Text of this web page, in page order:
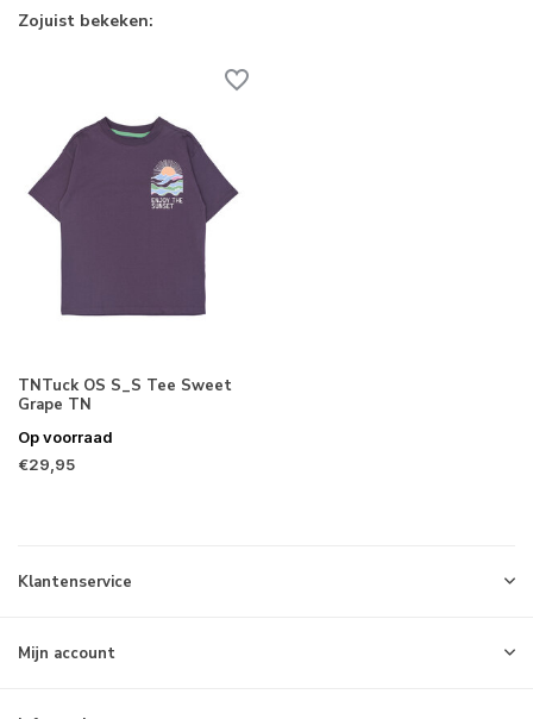
Zojuist bekeken:
TNTuck OS S_S Tee Sweet
Grape TN
Op voorraad
€29,95
Klantenservice
Mijn account